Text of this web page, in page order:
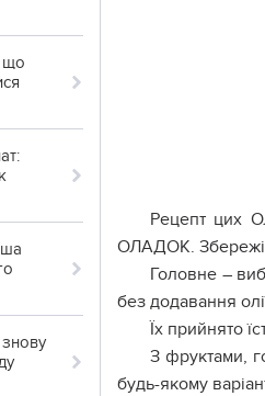
що
Рецепт цих
ОЛАДОК.
Головне –
без додавання
Їх прийнято
З фруктами,
будь-якому